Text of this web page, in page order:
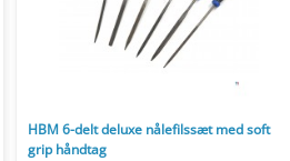
HBM 6-delt deluxe nålefilssæt med soft
grip håndtag